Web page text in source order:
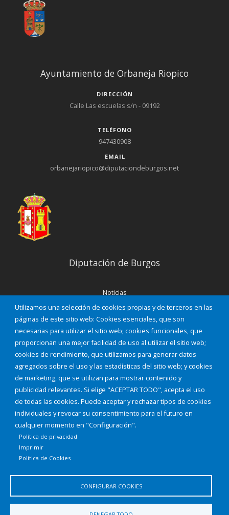
Utilizamos una selección de cookies propias y de terceros en las
páginas de este sitio web: Cookies esenciales, que son
necesarias para utilizar el sitio web; cookies funcionales, que
proporcionan una mejor facilidad de uso al utilizar el sitio web;
cookies de rendimiento, que utilizamos para generar datos
agregados sobre el uso y las estadísticas del sitio web; y cookies
de marketing, que se utilizan para mostrar contenido y
publicidad relevantes. Si elige "ACEPTAR TODO", acepta el uso
de todas las cookies. Puede aceptar y rechazar tipos de cookies
individuales y revocar su consentimiento para el futuro en
cualquier momento en "Configuración".
Política de privacidad
Imprimir
Politica de Cookies
CONFIGURAR COOKIES
Ayuntamiento de Orbaneja Riopico
DIRECCIÓN
Calle Las escuelas s/n - 09192
TELÉFONO
947430908
EMAIL
orbanejariopico@diputaciondeburgos.net
Diputación de Burgos
Noticias
Eventos
Corporación Municipal
Teléfonos de interés
INICIAR SESIÓN
MAPA WEB